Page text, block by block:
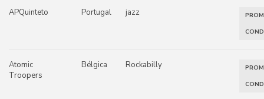
APQuinteto Portugal jazz
Atomic
Troopers
Bélgica Rockabilly